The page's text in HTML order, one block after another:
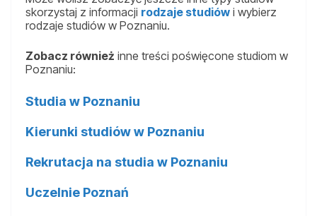
skorzystaj z informacji rodzaje studiów i wybierz
rodzaje studiów w Poznaniu.
Zobacz również inne treści poświęcone studiom w
Poznaniu:
Studia w Poznaniu
Kierunki studiów w Poznaniu
Rekrutacja na studia w Poznaniu
Uczelnie Poznań